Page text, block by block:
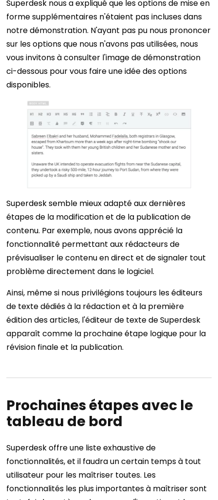
Superdesk nous a expliqué que les options de mise en
forme supplémentaires n'étaient pas incluses dans
notre démonstration. N'ayant pas pu nous prononcer
sur les options que nous n'avons pas utilisées, nous
vous invitons à consulter l'image de démonstration
ci-dessous pour vous faire une idée des options
disponibles.
Superdesk semble mieux adapté aux dernières
étapes de la modification et de la publication de
contenu. Par exemple, nous avons apprécié la
fonctionnalité permettant aux rédacteurs de
prévisualiser le contenu en direct et de signaler tout
problème directement dans le logiciel.
Ainsi, même si nous privilégions toujours les éditeurs
de texte dédiés à la rédaction et à la première
édition des articles, l'éditeur de texte de Superdesk
apparaît comme la prochaine étape logique pour la
révision finale et la publication.
Prochaines étapes avec le
tableau de bord
Superdesk offre une liste exhaustive de
fonctionnalités, et il faudra un certain temps à tout
utilisateur pour les maîtriser toutes. Les
fonctionnalités les plus importantes à maîtriser sont